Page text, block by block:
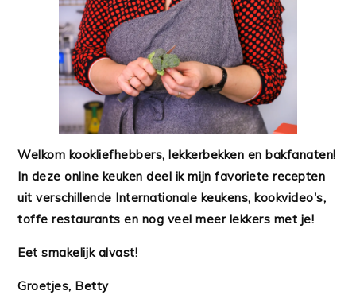
Welkom kookliefhebbers, lekkerbekken en bakfanaten!
In deze online keuken deel ik mijn favoriete recepten
uit verschillende Internationale keukens, kookvideo's,
toffe restaurants en nog veel meer lekkers met je!
Eet smakelijk alvast!
Groetjes, Betty